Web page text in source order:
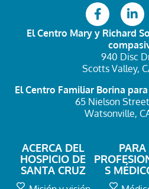
El Centro Mary y Richard
940 Disc
Scotts Valley,
El Centro Familiar Borina
65 Nielson
Watsonville,
ACERCA DEL
HOSPICIO DE
SANTA CRUZ
PARA
S